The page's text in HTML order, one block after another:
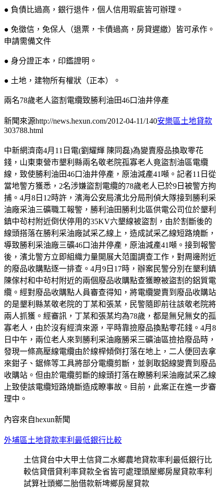
● 負債比過高，銀行退件，個人信用瑕疵皆可辦理。
● 免徵信，免保人（退票，卡債過高，房貸遲繳）皆可承作。
申請需備文件
● 身分證正本，印鑑證明。
● 土地，建物所有權狀（正本）。
兩名78歲老人盜割電纜致勝利油田46口油井停產
新聞來源http://news.hexun.com/2012-04-11/140安樂區土地貸款
303788.html
中新網濟南4月11日電(劉耀輝 陳同磊)為變賣廢品換取零花
錢，山東東營市墾利縣兩名敬老院孤寡老人竟盜割油區電纜
線，致使勝利油田46口油井停產，原油減產41噸。記者11日從
當地警方獲悉，2名涉嫌盜割電纜的78歲老人已於9日被警方拘
捕。4月8日12時許，濱海公安局濱北分局刑偵大隊接到勝利采
油廠采油三礦職工報警，勝利油田勝利北區供電公司位於墾利
鎮中茍村附近倒伏停用的35KV六墾線被盜割，由於割斷後的
線頭搭落在勝利采油廠試采乙線上，造成試采乙線短路燒斷，
導致勝利采油廠三礦46口油井停產，原油減產41噸。接到報警
後，濱北警方立即組織力量開展大范圍調查工作，對周邊附近
的廢品收購點逐一排查。4月9日17時，辦案民警分別在墾利鎮
陳傢村和中茍村附近的兩個廢品收購點查獲瞭被盜割的鋁質電
纜。經對廢品收購點人員審查得知，將電纜變賣到廢品收購站
的是墾利縣某敬老院的丁某和張某，民警隨即前往該敬老院將
兩人抓獲。經審訊，丁某和張某均為78歲，都是無兒無女的孤
寡老人，由於沒有經濟來源，平時靠撿廢品換點零花錢。4月8
日中午，兩位老人來到勝利采油廠勝采三礦油區撿拾廢品時，
發現一條高壓線電纜由於線桿傾倒打落在地上，二人便回去拿
來鉗子、鋸條等工具將部分電纜剪斷，並剝取鋁線變賣到廢品
收購站。但由於電纜剪斷的線頭打落在瞭勝利采油廠試采乙線
上致使該電纜短路燒斷造成瞭事故。目前，此案正在進一步審
理中。
內容來自hexun新聞
外埔區土地貸款率利最低銀行比較
土信貸台中大甲土信貸二水鄉農地貸款率利最低銀行比
較信貸借貸利率貸款全省皆可處理頭屋鄉房屋貸款率利
試算社頭鄉二胎借款新埤鄉房屋貸款